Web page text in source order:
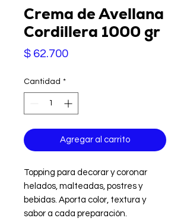
Crema de Avellana
Cordillera 1000 gr
$ 62.700Precio
Cantidad *
Agregar al carrito
Topping para decorar y coronar
helados, malteadas, postres y
bebidas. Aporta color, textura y
sabor a cada preparación.